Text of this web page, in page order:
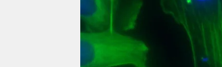
wahrheit
verlag
verlag